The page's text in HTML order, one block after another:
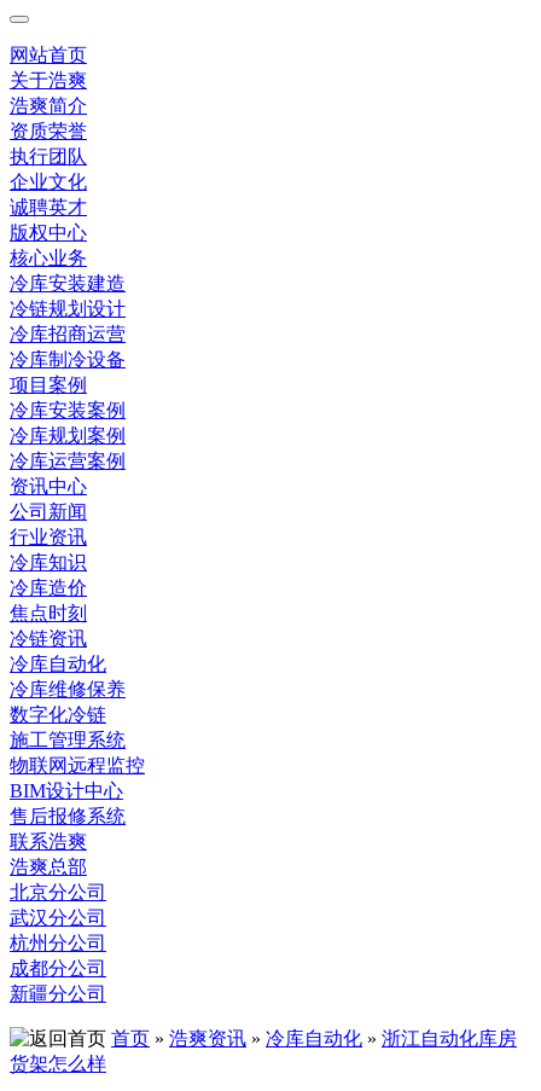
网站首页
关于浩爽
浩爽简介
资质荣誉
执行团队
企业文化
诚聘英才
版权中心
核心业务
冷库安装建造
冷链规划设计
冷库招商运营
冷库制冷设备
项目案例
冷库安装案例
冷库规划案例
冷库运营案例
资讯中心
公司新闻
行业资讯
冷库知识
冷库造价
焦点时刻
冷链资讯
冷库自动化
冷库维修保养
数字化冷链
施工管理系统
物联网远程监控
BIM设计中心
售后报修系统
联系浩爽
浩爽总部
北京分公司
武汉分公司
杭州分公司
成都分公司
新疆分公司
首页 » 浩爽资讯 » 冷库自动化 » 浙江自动化库房
货架怎么样